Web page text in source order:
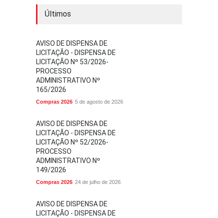
Últimos
AVISO DE DISPENSA DE
LICITAÇÃO - DISPENSA DE
LICITAÇÃO Nº 53/2026-
PROCESSO
ADMINISTRATIVO Nº
165/2026
Compras 2026 5 de agosto de 2026
AVISO DE DISPENSA DE
LICITAÇÃO - DISPENSA DE
LICITAÇÃO Nº 52/2026-
PROCESSO
ADMINISTRATIVO Nº
149/2026
Compras 2026 24 de julho de 2026
AVISO DE DISPENSA DE
LICITAÇÃO - DISPENSA DE